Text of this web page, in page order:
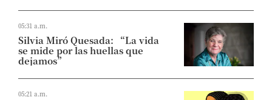
05:31 a.m.
Silvia Miró Quesada: “La vida
se mide por las huellas que
dejamos”
05:21 a.m.